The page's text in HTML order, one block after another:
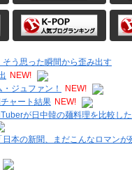
う思った瞬間から歪み出す
NEW!
ジュファン！
NEW!
ャート結果 NEW!
が日中韓の麺料理を比較し
日本の新聞、まだこんなロマンが